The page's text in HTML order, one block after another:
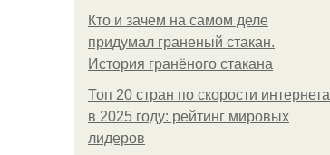
Кто и зачем на самом деле
придумал граненый стакан.
История гранёного стакана
Топ 20 стран по скорости интернета
в 2025 году: рейтинг мировых
лидеров